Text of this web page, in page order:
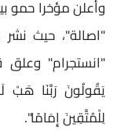
وأعلن مؤخرا حمو
"اصالة"، حيث
"انستجرام" وعلق
يَقُولُونَ رَبَّنَا هَبْ
لِلْمُتَّقِينَ إِمَامًا".